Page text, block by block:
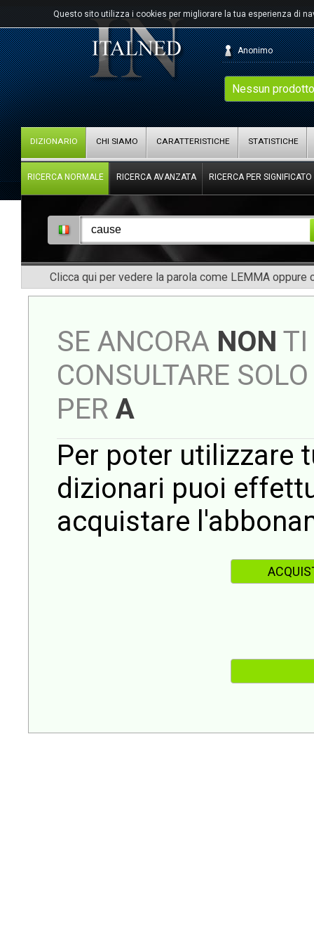
Questo sito utilizza i cookies per migliorare la tua esperienza di
Nessun
Anonimo
DIZIONARIO CHI SIAMO CARATTERISTICHE STATISTICHE
RICERCA NORMALE RICERCA AVANZATA RICERCA PER SIGNIFICATO
Clicca qui per vedere la parola come LEMMA oppure
SE ANCORA NON TI
CONSULTARE
PER A
Per poter utilizzare
dizionari puoi
acquistare